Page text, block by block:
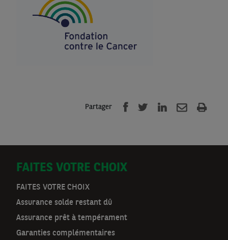
Partager
D
o
o
r
FAITES VOTRE CHOIX
FAITES VOTRE CHOIX
Assurance solde restant dû
Assurance prêt à tempérament
Garanties complémentaires